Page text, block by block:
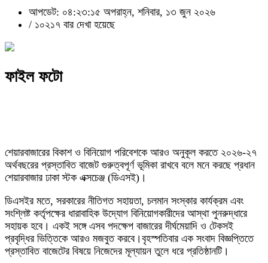
আপডেট: ০৪:২৩:১৫ অপরাহ্ন, শনিবার, ১৩ জুন ২০২৬
/ ১০২১৭ বার দেখা হয়েছে
ফাইল ফটো
শেয়ারবাজারের বিকাশ ও বিনিয়োগ পরিবেশকে আরও অনুকূল করতে ২০২৬-২৭
অর্থবছরের প্রস্তাবিত বাজেট গুরুত্বপূর্ণ ভূমিকা রাখবে বলে মনে করছে প্রধান
শেয়ারবাজার ঢাকা স্টক এক্সচেঞ্জ (ডিএসই)।
ডিএসইর মতে, সরকারের নীতিগত সহায়তা, চলমান সংস্কার কার্যক্রম এবং
সংশ্লিষ্ট কর্তৃপক্ষের ধারাবাহিক উদ্যোগ বিনিয়োগকারীদের আস্থা পুনরুদ্ধারে
সহায়ক হবে। একই সঙ্গে এসব পদক্ষেপ বাজারের দীর্ঘমেয়াদি ও টেকসই
প্রবৃদ্ধির ভিত্তিকে আরও মজবুত করবে।বৃহস্পতিবার এক সংবাদ বিজ্ঞপ্তিতে
প্রস্তাবিত বাজেটের বিষয়ে নিজেদের মূল্যায়ন তুলে ধরে প্রতিষ্ঠানটি।